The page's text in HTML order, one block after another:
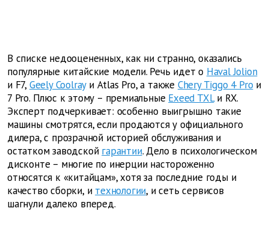
В списке недооцененных, как ни странно, оказались
популярные китайские модели. Речь идет о Haval Jolion
и F7, Geely Coolrayи Atlas Pro, а также Chery Tiggo 4 Pro и
7 Pro. Плюс к этому – премиальные Exeed TXLи RX.
Эксперт подчеркивает: особенно выигрышно такие
машины смотрятся, если продаются у официального
дилера, с прозрачной историей обслуживания и
остатком заводской гарантии. Дело в психологическом
дисконте – многие по инерции настороженно
относятся к «китайцам», хотя за последние годы и
качество сборки, и технологии, и сеть сервисов
шагнули далеко вперед.